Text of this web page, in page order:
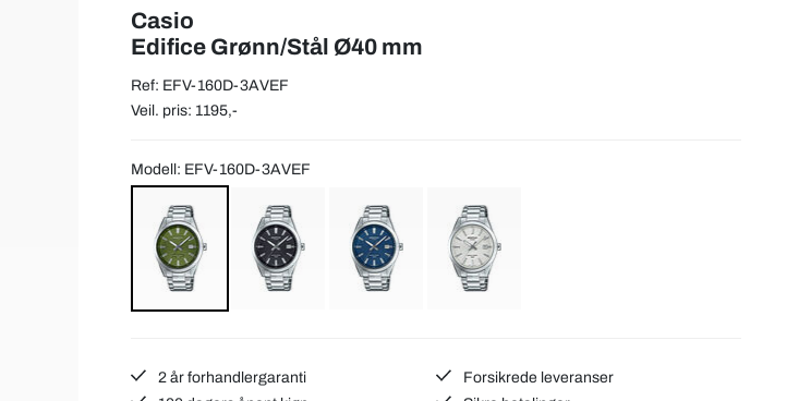
Casio
Edifice Grønn/Stål Ø40 mm
Ref: EFV-160D-3AVEF
Veil. pris: 1195,-
Modell: EFV-160D-3AVEF
2 år forhandlergaranti
Forsikrede leveranser